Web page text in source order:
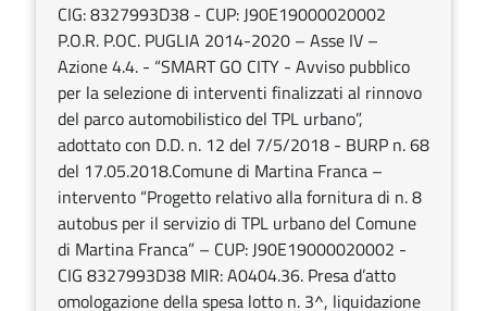
CIG: 8327993D38 - CUP: J90E19000020002
P.O.R. P.OC. PUGLIA 2014-2020 – Asse IV –
Azione 4.4. - “SMART GO CITY - Avviso pubblico
per la selezione di interventi finalizzati al rinnovo
del parco automobilistico del TPL urbano”,
adottato con D.D. n. 12 del 7/5/2018 - BURP n. 68
del 17.05.2018.Comune di Martina Franca –
intervento “Progetto relativo alla fornitura di n. 8
autobus per il servizio di TPL urbano del Comune
di Martina Franca” – CUP: J90E19000020002 -
CIG 8327993D38 MIR: A0404.36. Presa d’atto
omologazione della spesa lotto n. 3^, liquidazione